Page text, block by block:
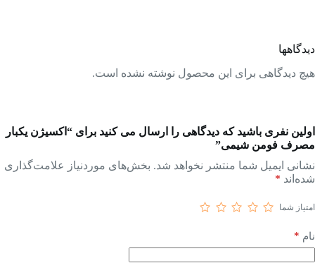
دیدگاهها
هیچ دیدگاهی برای این محصول نوشته نشده است.
اولین نفری باشید که دیدگاهی را ارسال می کنید برای “اکسیژن یکبار
مصرف فومن شیمی”
نشانی ایمیل شما منتشر نخواهد شد. بخش‌های موردنیاز علامت‌گذاری
شده‌اند *
امتیاز شما
نام *